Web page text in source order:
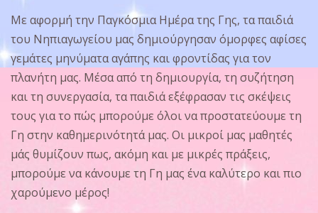
Με αφορμή την Παγκόσμια Ημέρα της Γης, τα παιδιά
του Νηπιαγωγείου μας δημιούργησαν όμορφες αφίσες
γεμάτες μηνύματα αγάπης και φροντίδας για τον
πλανήτη μας. Μέσα από τη δημιουργία, τη συζήτηση
και τη συνεργασία, τα παιδιά εξέφρασαν τις σκέψεις
τους για το πώς μπορούμε όλοι να προστατεύουμε τη
Γη στην καθημερινότητά μας. Οι μικροί μας μαθητές
μάς θυμίζουν πως, ακόμη και με μικρές πράξεις,
μπορούμε να κάνουμε τη Γη μας ένα καλύτερο και πιο
χαρούμενο μέρος!